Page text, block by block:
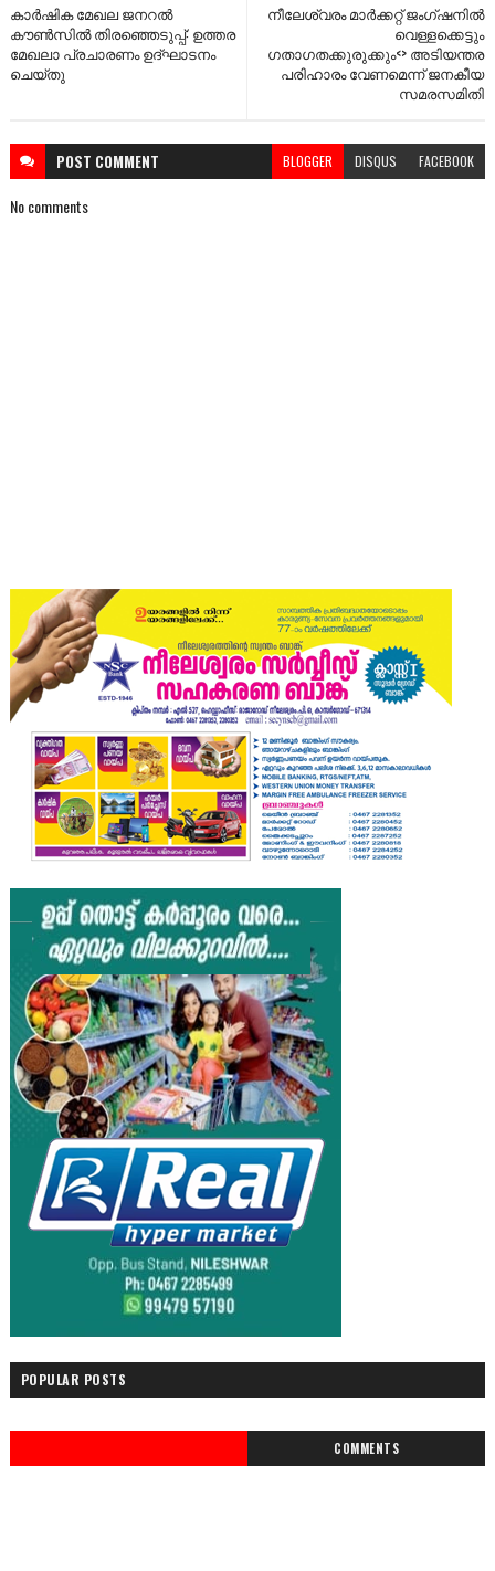
നീലേശ്വരം മാർക്കറ്റ് ജംഗ്ഷനിൽ
വെള്ളക്കെട്ടും
ഗതാഗതക്കുരുക്കും<> അടിയന്തര
പരിഹാരം വേണമെന്ന് ജനകീയ
സമരസമിതി
കാർഷിക മേഖല ജനറൽ
കൗൺസിൽ തിരഞ്ഞെടുപ്പ്: ഉത്തര
മേഖലാ പ്രചാരണം ഉദ്ഘാടനം
ചെയ്തു
POST COMMENT BLOGGER DISQUS FACEBOOK
No comments
POPULAR POSTS
COMMENTS